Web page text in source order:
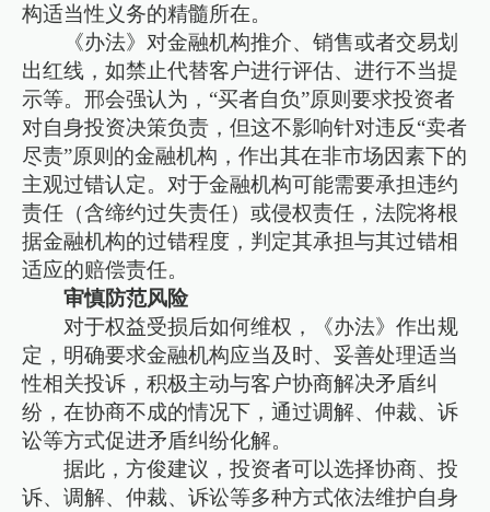
构适当性义务的精髓所在。
《办法》对金融机构推介、销售或者交易划
出红线，如禁止代替客户进行评估、进行不当提
示等。邢会强认为，“买者自负”原则要求投资者
对自身投资决策负责，但这不影响针对违反“卖者
尽责”原则的金融机构，作出其在非市场因素下的
主观过错认定。对于金融机构可能需要承担违约
责任（含缔约过失责任）或侵权责任，法院将根
据金融机构的过错程度，判定其承担与其过错相
适应的赔偿责任。
审慎防范风险
对于权益受损后如何维权，《办法》作出规
定，明确要求金融机构应当及时、妥善处理适当
性相关投诉，积极主动与客户协商解决矛盾纠
纷，在协商不成的情况下，通过调解、仲裁、诉
讼等方式促进矛盾纠纷化解。
据此，方俊建议，投资者可以选择协商、投
诉、调解、仲裁、诉讼等多种方式依法维护自身